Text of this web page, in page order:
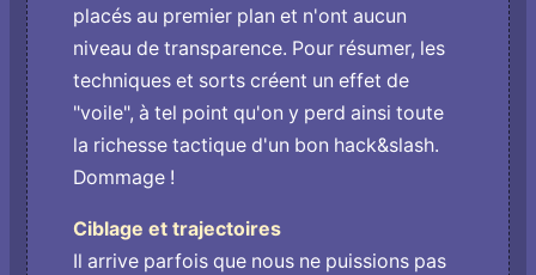
placés au premier plan et n'ont aucun
niveau de transparence. Pour résumer, les
techniques et sorts créent un effet de
"voile", à tel point qu'on y perd ainsi toute
la richesse tactique d'un bon hack&slash.
Dommage !
Ciblage et trajectoires
Il arrive parfois que nous ne puissions pas